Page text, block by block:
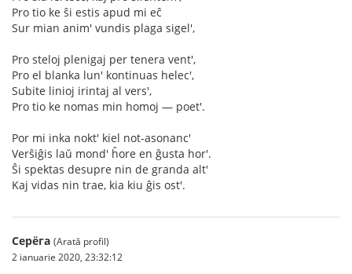
Pro tio ke ŝi estis apud mi eĉ
Sur mian anim' vundis plaga sigel',
Pro steloj plenigaj per tenera vent',
Pro el blanka lun' kontinuas helec',
Subite linioj irintaj al vers',
Pro tio ke nomas min homoj — poet'.
Por mi inka nokt' kiel not-asonanc'
Verŝiĝis laŭ mond' ĥore en ĝusta hor'.
Ŝi spektas desupre nin de granda alt'
Kaj vidas nin trae, kia kiu ĝis ost'.
Серёга (Arată profil)
2 ianuarie 2020, 23:32:12